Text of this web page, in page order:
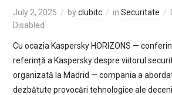
July 2, 2025 byclubitc in Securitate
Disabled
Cu ocazia Kaspersky HORIZONS —
referință a Kaspersky despre viitorul
organizată la Madrid — compania a
dezbătute provocări tehnologice ale